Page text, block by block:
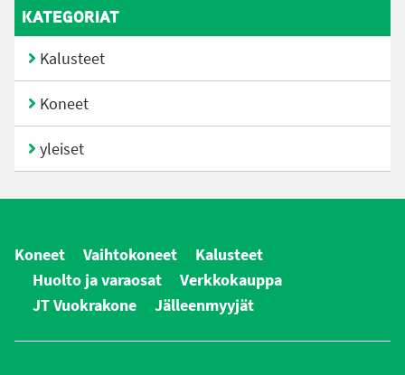
KATEGORIAT
Kalusteet
Koneet
yleiset
Koneet Vaihtokoneet
Kalusteet
Huolto ja varaosat
Verkkokauppa
JT Vuokrakone
Jälleenmyyjät